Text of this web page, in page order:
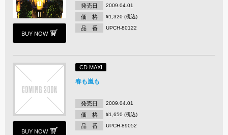
BUY NOW
発売日 2009.04.01
価 格 ¥1,320 (税込)
品 番 UPCH-80122
BUY NOW
CD MAXI
春も嵐も
発売日 2009.04.01
価 格 ¥1,650 (税込)
品 番 UPCH-89052